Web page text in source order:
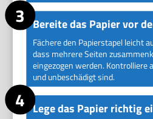
Bereite das Papier vor
Fächere den Papierstapel leicht
dass mehrere Seiten
eingezogen werden. Kontrolliere
und unbeschädigt sind.
Lege das Papier richtig